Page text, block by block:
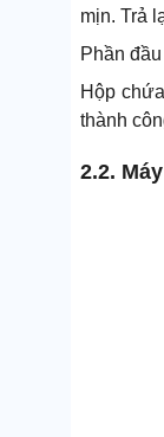
mịn. Trả
Phần
Hộp
thành
2.2.